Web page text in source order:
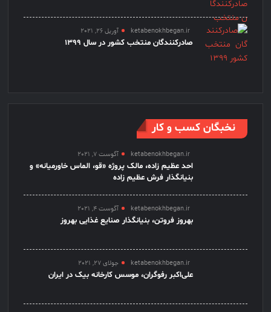
ketabenokhbegan.ir آوریل 26, 2021
صادرکنندگان منتخب کشور در سال 1399
نخبگان کسب و کار
ketabenokhbegan.ir آگوست 7, 2021
احد عظیم زاده، مالک پروژه «قو، الماس خاورمیانه» و
بنیانگذار فرش عظیم زاده
ketabenokhbegan.ir آگوست 4, 2021
بهروز فروتن، بنیانگذار صنایع غذایی بهروز
ketabenokhbegan.ir جولای 27, 2021
علی‌اکبر رفوگران، موسس کارخانه بیک در ایران